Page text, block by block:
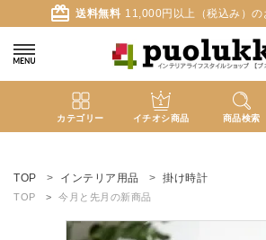
card_giftcard 送料無料 11,000円以上（税込み）の
カテゴリー イチオシ商品 商品検索
ようこそ ゲスト 様
ログイン person 新規会員登録
TOP インテリア用品 掛け時計
TOP 今月と先月の新商品